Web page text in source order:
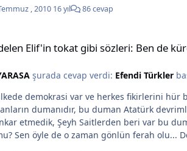
yıpratıcı propaganda fırsatı buluyorsunuz! Yukarıda "Gecekuşu" arkadaşımız çok güzel bir noktadan yaklaşıyor
, 2010 16 yıl 86 cevap
Elif'in tokat gibi sözleri: Ben de
şurada cevap verdi: Efendi Türkler
demokrasi var ve herkes fikirlerini hür bir biçimde ifade edebiliyor!
dumanıdır, bu duman Atatürk devrimlerini ve ilkelerini
Şeyh Saitlerden beri var bu duman!!! Ve ben o dumanın biteceğine de inanmıyorum. Dış güdümlü olarak arada bir artar o duman, arada
öyle de o zaman gönlün ferah olu... Derdin bu olsun be Daha önce de sordum yine soracağım. Bana bir tane